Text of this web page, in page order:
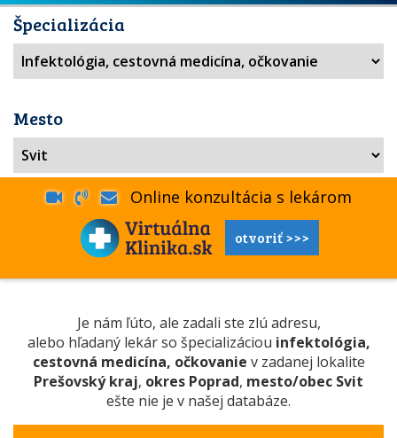
Špecializácia
Mesto
Online konzultácia s lekárom
otvoriť >>>
Je nám ľúto, ale zadali ste zlú adresu,
alebo hľadaný lekár so špecializáciou infektológia,
cestovná medicína, očkovanie v zadanej lokalite
Prešovský kraj, okres Poprad, mesto/obec Svit
ešte nie je v našej databáze.